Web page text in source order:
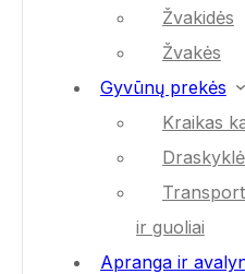
Žvakidės
Žvakės
Gyvūnų prekės
Kraikas
ir guoliai
Apranga ir